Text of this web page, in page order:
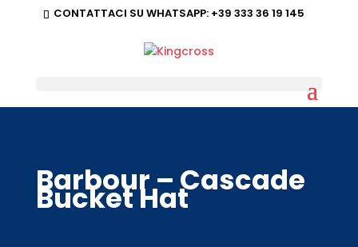
CONTATTACI SU WHATSAPP:+39 333 36 19 145
Barbour – Cascade
Bucket Hat